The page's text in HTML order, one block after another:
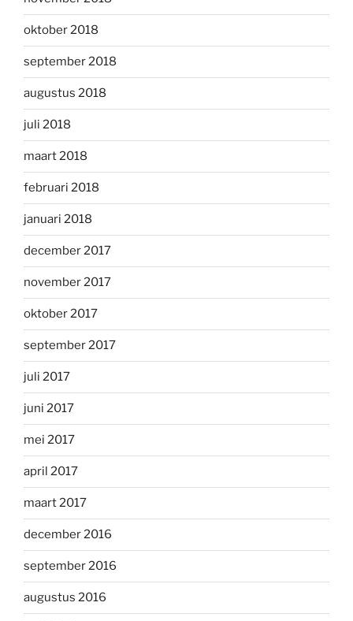
oktober 2018
september 2018
augustus 2018
juli 2018
maart 2018
februari 2018
januari 2018
december 2017
november 2017
oktober 2017
september 2017
juli 2017
juni 2017
mei 2017
april 2017
maart 2017
december 2016
september 2016
augustus 2016